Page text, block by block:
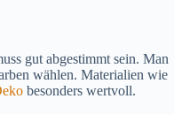
gut abgestimmt sein. Man
wählen. Materialien wie
besonders wertvoll.